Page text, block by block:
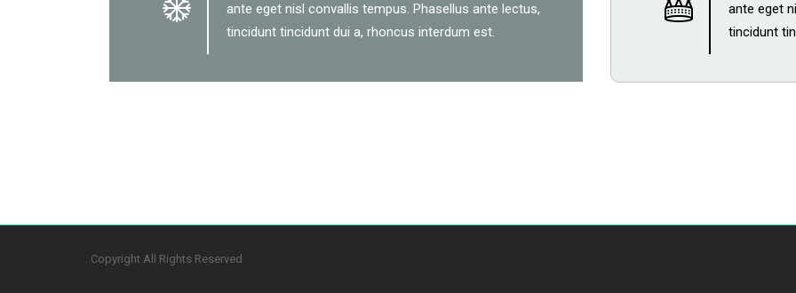
ante eget nisl convallis tempus. Phasellus ante lectus,
tincidunt tincidunt dui a, rhoncus interdum est.
ante eget
tincidunt
Copyright All Rights Reserved